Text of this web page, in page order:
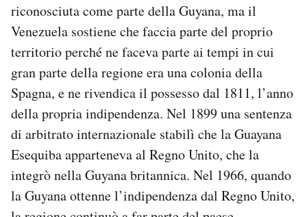
riconosciuta come parte della Guyana, ma il
Venezuela sostiene che faccia parte del proprio
territorio perché ne faceva parte ai tempi in cui
gran parte della regione era una colonia della
Spagna, e ne rivendica il possesso dal 1811, l’anno
della propria indipendenza. Nel 1899 una sentenza
di arbitrato internazionale stabilì che la Guayana
Esequiba apparteneva al Regno Unito, che la
integrò nella Guyana britannica. Nel 1966, quando
la Guyana ottenne l’indipendenza dal Regno Unito,